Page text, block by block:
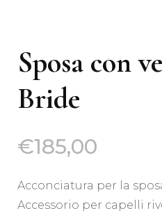
Sposa con
Bride
€185,00
Acconciatura per la
Accessorio per capelli